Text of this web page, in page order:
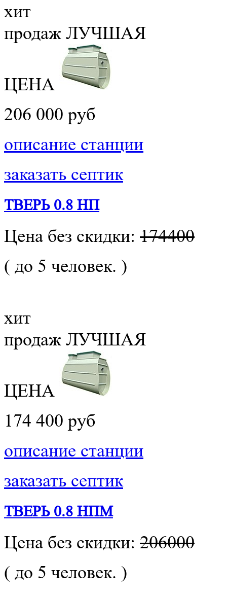
хит
продаж ЛУЧШАЯ
ЦЕНА
206 000 руб
описание станции
заказать септик
ТВЕРЬ 0.8 НП
Цена без скидки: 174400
( до 5 человек. )
хит
продаж ЛУЧШАЯ
ЦЕНА
174 400 руб
описание станции
заказать септик
ТВЕРЬ 0.8 НПМ
Цена без скидки: 206000
( до 5 человек. )